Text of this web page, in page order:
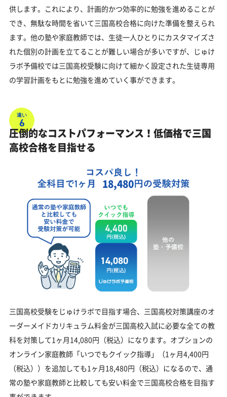
供します。これにより、計画的かつ効率的に勉強を進めることが
でき、無駄な時間を省いて三国高校合格に向けた準備を整えられ
ます。他の塾や家庭教師では、生徒一人ひとりにカスタマイズさ
れた個別の計画を立てることが難しい場合が多いですが、じゅけ
ラボ予備校では三国高校受験に向けて細かく設定された生徒専用
の学習計画をもとに勉強を進めていく事ができます。
違い
6
圧倒的なコストパフォーマンス！低価格で三国
高校合格を目指せる
18,480
14,080
三国高校受験をじゅけラボで目指す場合、三国高校対策講座のオ
ーダーメイドカリキュラム料金が三国高校入試に必要な全ての教
科を対策して1ヶ月14,080円（税込）になります。オプションの
オンライン家庭教師「いつでもクイック指導」（1ヶ月4,400円
（税込））を追加しても1ヶ月18,480円（税込）になるので、通
常の塾や家庭教師と比較しても安い料金で三国高校合格を目指す